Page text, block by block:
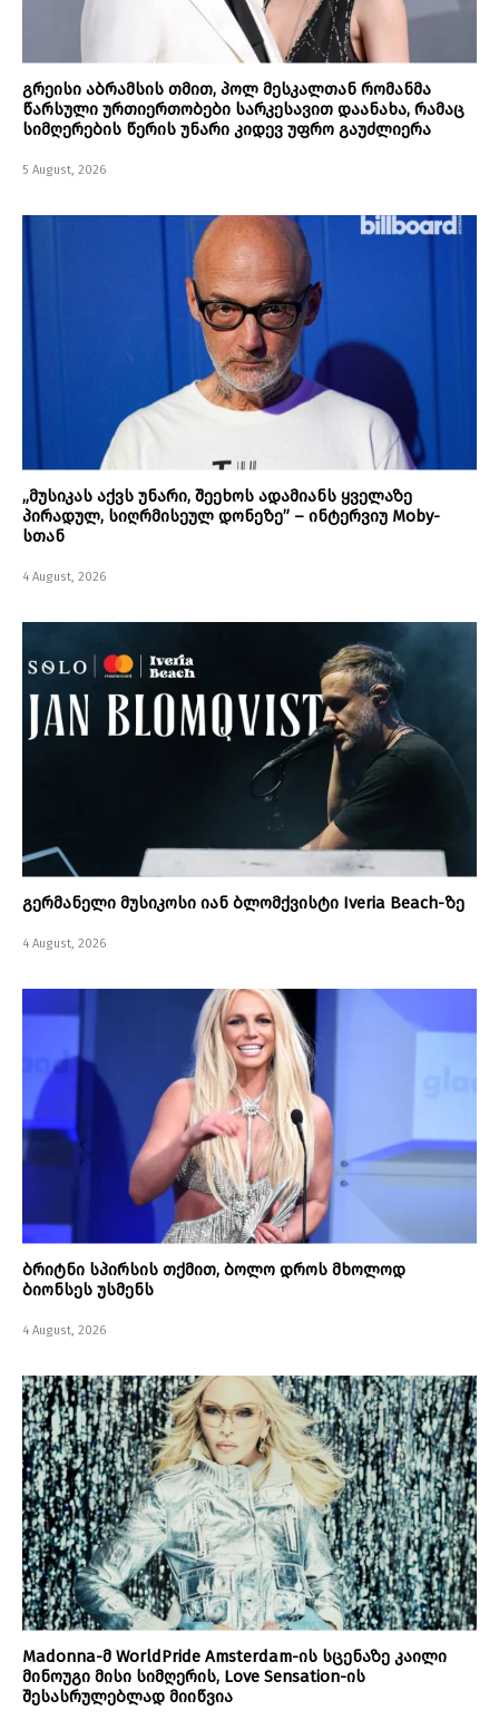
გრეისი აბრამსის თმით, პოლ მესკალთან რომანმა
წარსული ურთიერთობები სარკესავით დაანახა, რამაც
სიმღერების წერის უნარი კიდევ უფრო გაუძლიერა
5 August, 2026
„მუსიკას აქვს უნარი, შეეხოს ადამიანს ყველაზე
პირადულ, სიღრმისეულ დონეზე” – ინტერვიუ Moby-
სთან
4 August, 2026
გერმანელი მუსიკოსი იან ბლომქვისტი Iveria Beach-ზე
4 August, 2026
ბრიტნი სპირსის თქმით, ბოლო დროს მხოლოდ
ბიონსეს უსმენს
4 August, 2026
Madonna-მ WorldPride Amsterdam-ის სცენაზე კაილი
მინოუგი მისი სიმღერის, Love Sensation-ის
შესასრულებლად მიიწვია